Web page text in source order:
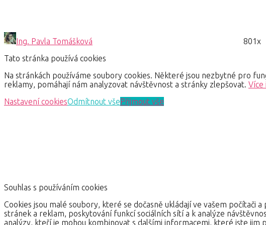
Ing. Pavla Tomášková
801x
Tato stránka používá cookies
Na stránkách používáme soubory cookies. Některé jsou nezbytné pro
reklamy, pomáhají nám analyzovat návštěvnost a stránky zlepšovat. Více
Nastavení cookiesOdmítnout všePřijmout vše
Souhlas s používáním cookies
Cookies jsou malé soubory, které se dočasně ukládají ve vašem počítači
stránek a reklam, poskytování funkcí sociálních sítí a k analýze
analýzy, kteří je mohou kombinovat s dalšími informacemi, které jste jim